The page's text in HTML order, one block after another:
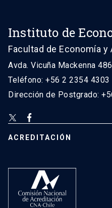
Instituto de
Facultad de Economía
Avda. Vicuña Mackenna
Teléfono: +56 2 2354 4303
Dirección de Postgrado:
ACREDITACIÓN